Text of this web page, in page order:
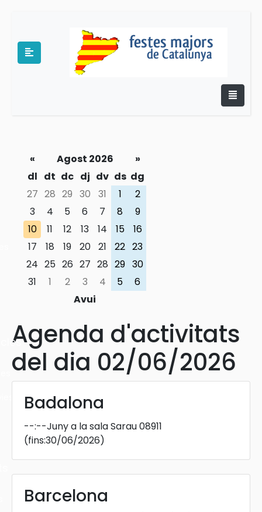
« Agost 2026
»
dl dt dc dj dv ds dg
27 28 29 30 31 1
2
3
4 5 6 7 8
9
10
11 12 13 14 15
16
17
18 19 20 21 22 23
24 25 26 27 28 29 30
31
1 2 3 4 5
6
Avui
Agenda d'activitats
del dia 02/06/2026
Badalona
--:--Juny a la sala Sarau 08911
(fins:30/06/2026)
Barcelona